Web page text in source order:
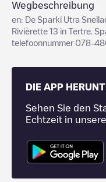
Wegbeschreibung
en: De Sparki Utra
Rivièrette 13 in Tertre.
telefoonnummer 078-
DIE APP
Sehen Sie den
Echtzeit in